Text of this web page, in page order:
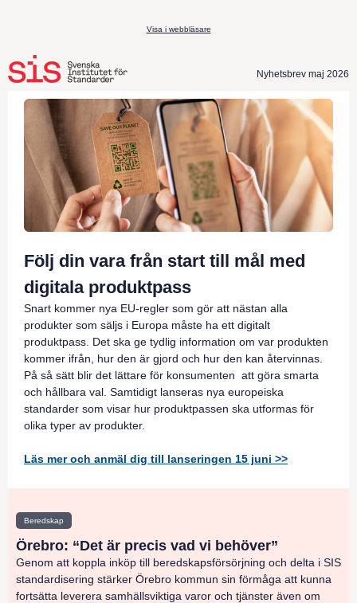
Visa i webbläsare
Nyhetsbrev maj 2026
Följ din vara från start till mål med
digitala produktpass
Snart kommer nya EU-regler som gör att nästan alla
produkter som säljs i Europa måste ha ett digitalt
produktpass. Det ska ge tydlig information om var produkten
kommer ifrån, hur den är gjord och hur den kan återvinnas.
På så sätt blir det lättare för konsumenten att göra smarta
och hållbara val. Samtidigt lanseras nya europeiska
standarder som visar hur produktpassen ska utformas för
olika typer av produkter.
Läs mer och anmäl dig till lanseringen 15 juni >>
Beredskap
Örebro: “Det är precis vad vi behöver”
Genom att koppla inköp till beredskapsförsörjning och delta i SIS
standardisering stärker Örebro kommun sin förmåga att kunna
fortsätta leverera samhällsviktiga varor och tjänster även om